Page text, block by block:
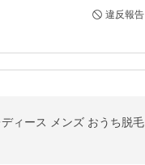
違反報告